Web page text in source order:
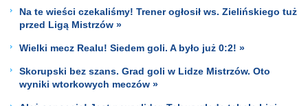
Na te wieści czekaliśmy! Trener ogłosił ws. Zielińskiego tuż
przed Ligą Mistrzów »
Wielki mecz Realu! Siedem goli. A było już 0:2! »
Skorupski bez szans. Grad goli w Lidze Mistrzów. Oto
wyniki wtorkowych meczów »